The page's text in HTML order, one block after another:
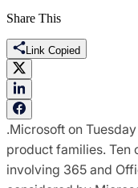
Share This
Link Copied
.Microsoft on
product families. Ten
involving 365 and